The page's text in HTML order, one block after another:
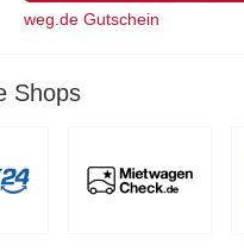
weg.de Gutschein
Shops